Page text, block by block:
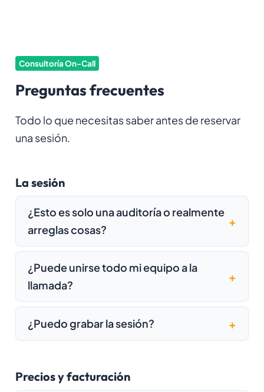
Consultoría On-Call
Preguntas frecuentes
Todo lo que necesitas saber antes de reservar
una sesión.
La sesión
¿Esto es solo una auditoría o realmente
arreglas cosas?
¿Puede unirse todo mi equipo a la
llamada?
¿Puedo grabar la sesión?
Precios y facturación